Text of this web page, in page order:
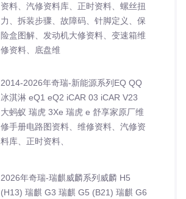
资料、汽修资料库、正时资料、螺丝扭
力、拆装步骤、故障码、针脚定义、保
险盒图解、发动机大修资料、变速箱维
修资料、底盘维
2014-2026年奇瑞-新能源系列EQ QQ
冰淇淋 eQ1 eQ2 iCAR 03 iCAR V23
大蚂蚁 瑞虎 3Xe 瑞虎 e 舒享家原厂维
修手册电路图资料、维修资料、汽修资
料库、正时资料、
2026年奇瑞-瑞麒威麟系列威麟 H5
(H13) 瑞麒 G3 瑞麒 G5 (B21) 瑞麒 G6